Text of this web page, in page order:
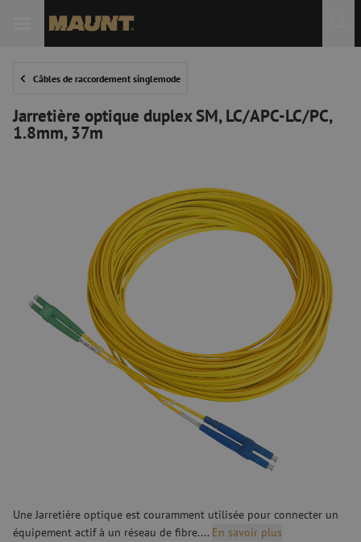
Câbles de raccordement singlemode
Jarretière optique duplex SM, LC/APC-LC/PC,
1.8mm, 37m
Une Jarretière optique est couramment utilisée pour connecter un
équipement actif à un réseau de fibre.... En savoir plus